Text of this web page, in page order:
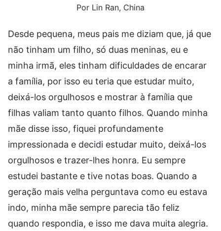
Por Lin Ran, China
Desde pequena, meus pais me diziam que, já que
não tinham um filho, só duas meninas, eu e
minha irmã, eles tinham dificuldades de encarar
a família, por isso eu teria que estudar muito,
deixá-los orgulhosos e mostrar à família que
filhas valiam tanto quanto filhos. Quando minha
mãe disse isso, fiquei profundamente
impressionada e decidi estudar muito, deixá-los
orgulhosos e trazer-lhes honra. Eu sempre
estudei bastante e tive notas boas. Quando a
geração mais velha perguntava como eu estava
indo, minha mãe sempre parecia tão feliz
quando respondia, e isso me dava muita alegria.